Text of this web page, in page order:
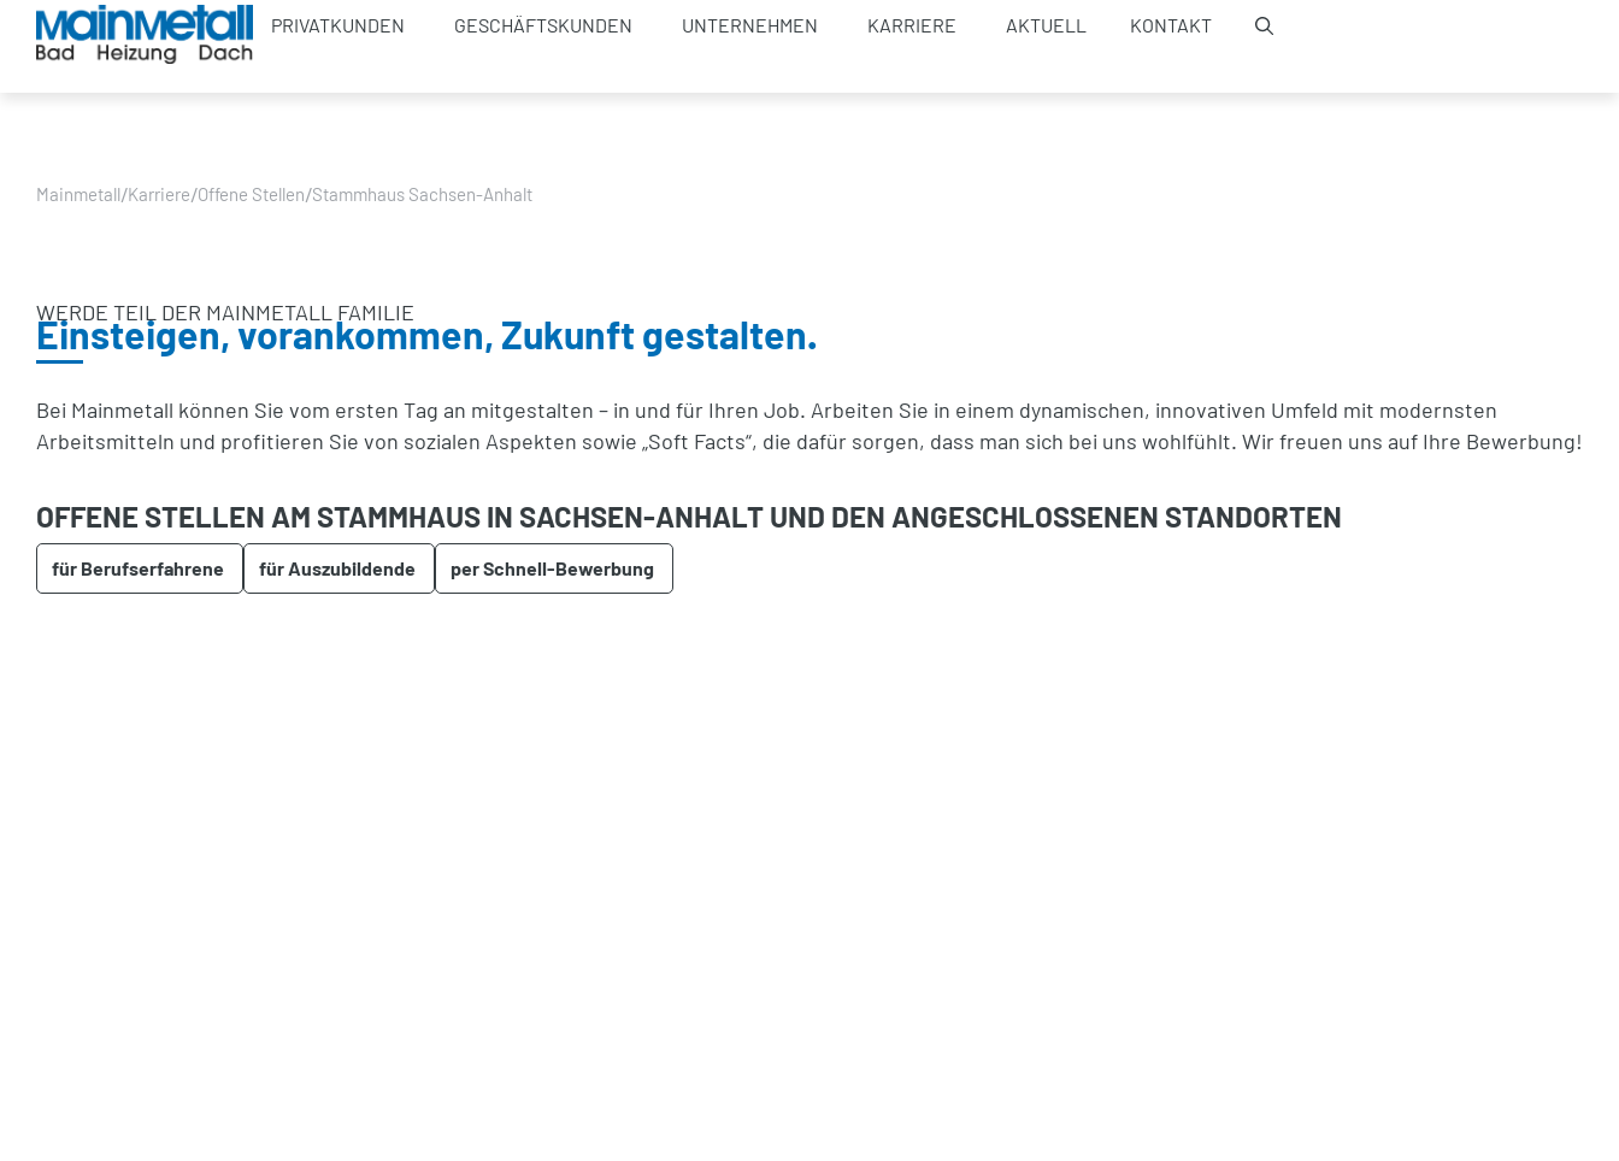
PRIVATKUNDEN GESCHÄFTSKUNDEN UNTERNEHMEN KARRIERE AKTUELL KONTAKT
Mainmetall/Karriere/Offene Stellen/Stammhaus Sachsen-Anhalt
WERDE TEIL DER MAINMETALL FAMILIE
Einsteigen, vorankommen, Zukunft gestalten.
Bei Mainmetall können Sie vom ersten Tag an mitgestalten – in und für Ihren Job. Arbeiten Sie in einem dynamischen, innovativen Umfeld mit modernsten
Arbeitsmitteln und profitieren Sie von sozialen Aspekten sowie „Soft Facts“, die dafür sorgen, dass man sich bei uns wohlfühlt. Wir freuen uns auf Ihre Bewerbung!
OFFENE STELLEN AM STAMMHAUS IN SACHSEN-ANHALT UND DEN ANGESCHLOSSENEN STANDORTEN
für Berufserfahrene für Auszubildende per Schnell-Bewerbung